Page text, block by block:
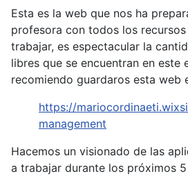
Esta es la web que nos ha
profesora con todos los
trabajar, es espectacular la
libres que se encuentran en este
recomiendo guardaros esta web
https://
management
Hacemos un visionado de las
a trabajar durante los próximos